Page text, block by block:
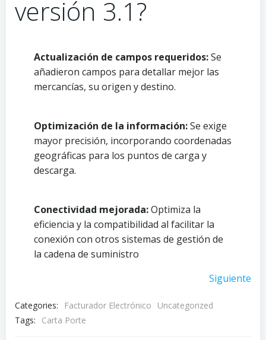
versión 3.1?
Actualización de campos requeridos:Se
añadieron campos para detallar mejor las
mercancías, su origen y destino.
Optimización de la información:Se exige
mayor precisión, incorporando coordenadas
geográficas para los puntos de carga y
descarga.
Conectividad mejorada:Optimiza la
eficiencia y la compatibilidad al facilitar la
conexión con otros sistemas de gestión de
la cadena de suministro
Siguiente
Categories: Facturador Electrónico
Uncategorized
Tags:
Carta Porte